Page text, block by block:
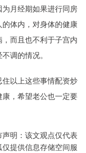
月经期如果进行同房
体内，对身体的健康
而且也不利于子宫内
调的情况。
以上这些事情配资炒
，希望老公也一定要
明：该文观点仅代表
提供信息存储空间服